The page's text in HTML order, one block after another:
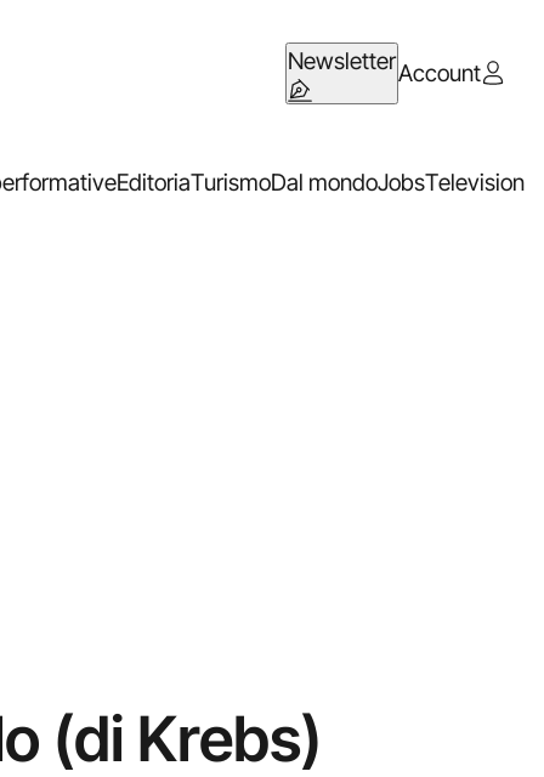
NewsletterAccount
EditoriaTurismoDal mondoJobsTelevision
(di Krebs)